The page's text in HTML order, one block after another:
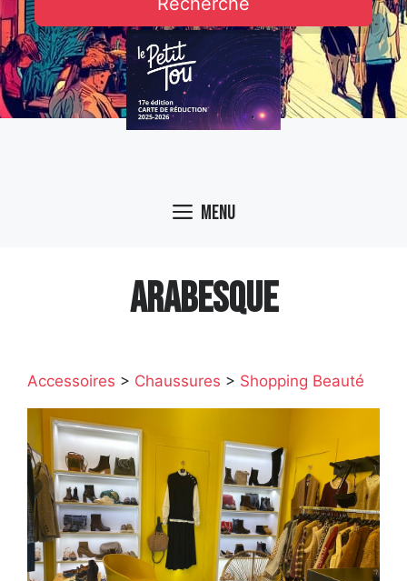
Menu
ARABESQUE
Accessoires > Chaussures > Shopping Beauté